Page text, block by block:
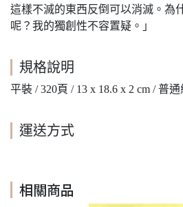
這樣不滅的東西反倒可以消滅。為
呢？我的獨創性不容置疑。」
規格說明
平裝 / 320頁 / 13 x 18.6 x 2 cm / 普
運送方式
相關商品